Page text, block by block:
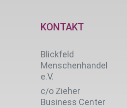
KONTAKT
Blickfeld
Menschenhandel
e.V.
c/o Zieher
Business Center